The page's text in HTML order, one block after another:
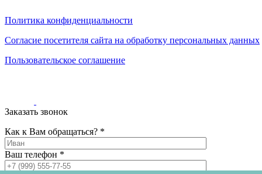
Контакты
+7
647-
Заказать
звонок
Политика конфиденциальности
Согласие посетителя сайта на обработку персональных данных
Пользовательское соглашение
Заказать звонок
Как к Вам обращаться? *
Ваш телефон *